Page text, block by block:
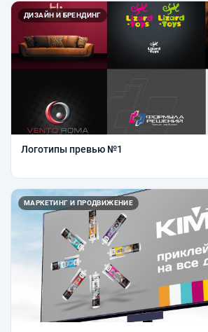
ДИЗАЙН И БРЕНДИНГ
Логотипы превью №1
МАРКЕТИНГ И ПРОДВИЖЕНИЕ